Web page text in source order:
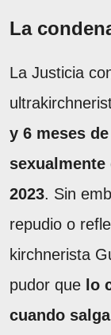
La
La Justicia
y 6 meses
sexualmente
2023. Sin
repudio o
kirchnerista
pudor que lo
cuando